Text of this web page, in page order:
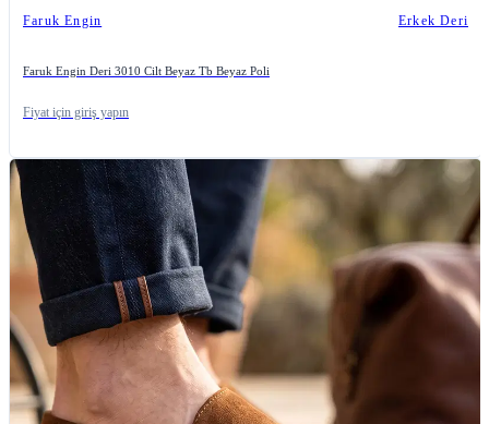
Faruk Engin Erkek Deri
Faruk Engin Deri 3010 Cilt Beyaz Tb Beyaz Poli
Fiyat için giriş yapın